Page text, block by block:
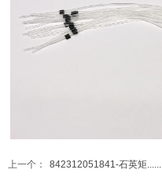
上一个：
842312051841-石英矩......